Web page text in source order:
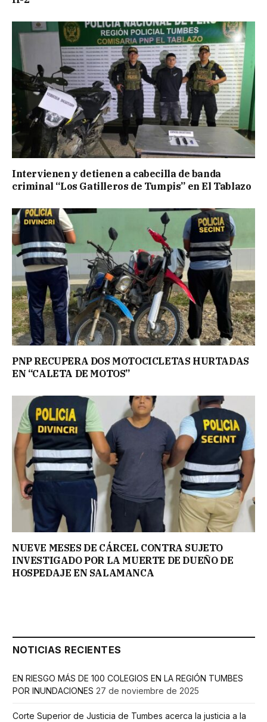
Intervienen y detienen a cabecilla de banda
criminal “Los Gatilleros de Tumpis” en El Tablazo
PNP RECUPERA DOS MOTOCICLETAS HURTADAS
EN “CALETA DE MOTOS”
NUEVE MESES DE CÁRCEL CONTRA SUJETO
INVESTIGADO POR LA MUERTE DE DUEÑO DE
HOSPEDAJE EN SALAMANCA
NOTICIAS RECIENTES
EN RIESGO MÁS DE 100 COLEGIOS EN LA REGIÓN TUMBES
POR INUNDACIONES 27 de noviembre de 2025
Corte Superior de Justicia de Tumbes acerca la justicia a la